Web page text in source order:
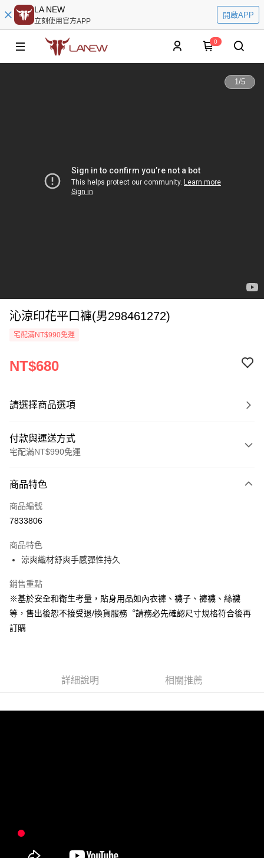
LA NEW
立刻使用官方APP
開啟APP
0
1/5
沁涼印花平口褲(男298461272)
宅配滿NT$990免運
NT$680
請選擇商品選項
付款與運送方式
宅配滿NT$990免運
信用卡一次付款
LINE Pay
悠遊付
Google Pay
全盈+PAY
ATM付款
每筆NT$80，滿NT$990(含以上)免運費
商品特色
商品編號
7833806
商品特色
涼爽織材舒爽手感彈性持久
銷售重點
※基於安全和衛生考量，貼身用品如內衣褲、襪子、褲襪、絲襪
等，售出後恕不接受退/換貨服務︒請務必先確認尺寸規格符合後再
訂購
詳細說明 相關推薦